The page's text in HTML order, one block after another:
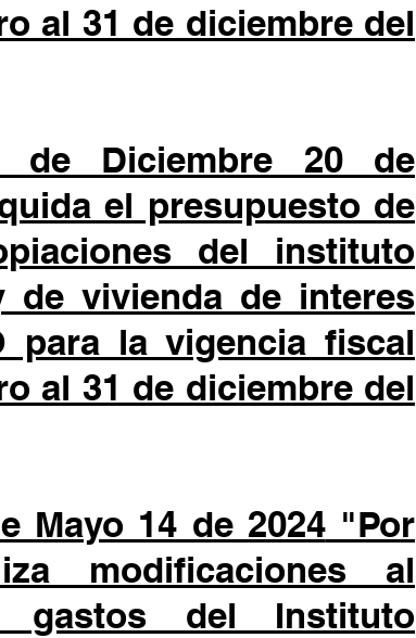
al 31 de diciembre del
de Diciembre 20 de
el presupuesto de
del instituto
de vivienda de interes
para la vigencia fiscal
al 31 de diciembre del
Mayo 14 de 2024"Por
modificaciones al
gastos del Instituto